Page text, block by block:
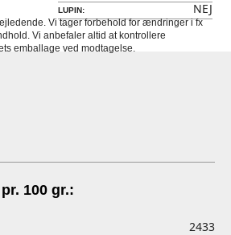
LUPIN: NEJ
Vi tager forbehold for ændringer i fx
Vi anbefaler altid at kontrollere
emballage ved modtagelse.
100 gr.:
2433